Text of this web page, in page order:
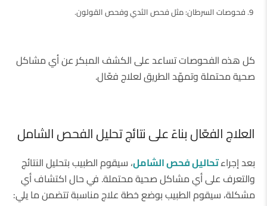
فحوصات السرطان: مثل فحص الثدي وفحص القولون.
كل هذه الفحوصات تساعد على الكشف المبكر عن أي مشاكل
صحية محتملة وتمهّد الطريق لعلاج فعّال.
العلاج الفعّال بناءً على نتائج تحليل الفحص الشامل
بعد إجراءتحاليل فحص الشامل، سيقوم الطبيب بتحليل النتائج
والتعرف على أي مشاكل صحية محتملة. في حال اكتشاف أي
مشكلة، سيقوم الطبيب بوضع خطة علاج مناسبة تتضمن ما يلي: